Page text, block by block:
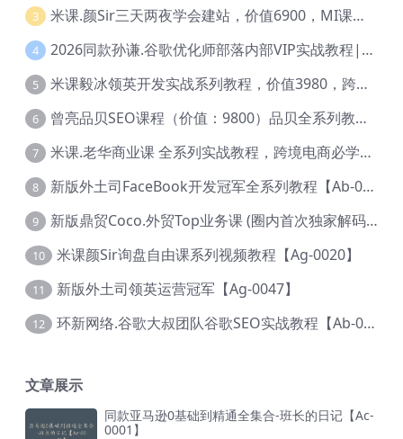
3 米课.颜Sir三天两夜学会建站，价值6900，MI课甄选课程 【Ag-0055】
4 2026同款孙谦.谷歌优化师部落内部VIP实战教程|价值4999元全网独家解码（官方报名版本）【@034】
5 米课毅冰领英开发实战系列教程，价值3980，跨境必选【Ag-0049】
6 曾亮品贝SEO课程（价值：9800）品贝全系列教程 【Ab-0022】
7 米课.老华商业课 全系列实战教程，跨境电商必学，价值16900元【Ag-0053】
8 新版外土司FaceBook开发冠军全系列教程【Ab-0021】
9 新版鼎贸Coco.外贸Top业务课 (圈内首次独家解码|460节课)【Ag-0091】
10 米课颜Sir询盘自由课系列视频教程【Ag-0020】
11 新版外土司领英运营冠军【Ag-0047】
12 环新网络.谷歌大叔团队谷歌SEO实战教程【Ab-0024】
文章展示
同款亚马逊0基础到精通全集合-班长的日记【Ac-
0001】